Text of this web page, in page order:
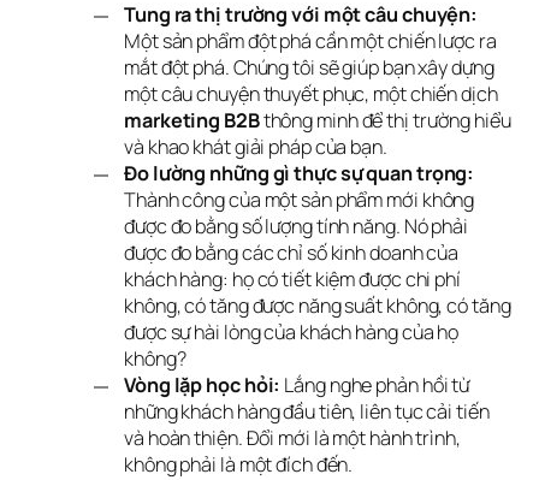
Tung ra thị trường với một câu chuyện:
Một sản phẩm đột phá cần một chiến lược ra
mắt đột phá. Chúng tôi sẽ giúp bạn xây dựng
một câu chuyện thuyết phục, một chiến dịch
marketing B2Bthông minh để thị trường hiểu
và khao khát giải pháp của bạn.
Đo lường những gì thực sự quan trọng:
Thành công của một sản phẩm mới không
được đo bằng số lượng tính năng. Nó phải
được đo bằng các chỉ số kinh doanh của
khách hàng: họ có tiết kiệm được chi phí
không, có tăng được năng suất không, có tăng
được sự hài lòng của khách hàng của họ
không?
Vòng lặp học hỏi: Lắng nghe phản hồi từ
những khách hàng đầu tiên, liên tục cải tiến
và hoàn thiện. Đổi mới là một hành trình,
không phải là một đích đến.